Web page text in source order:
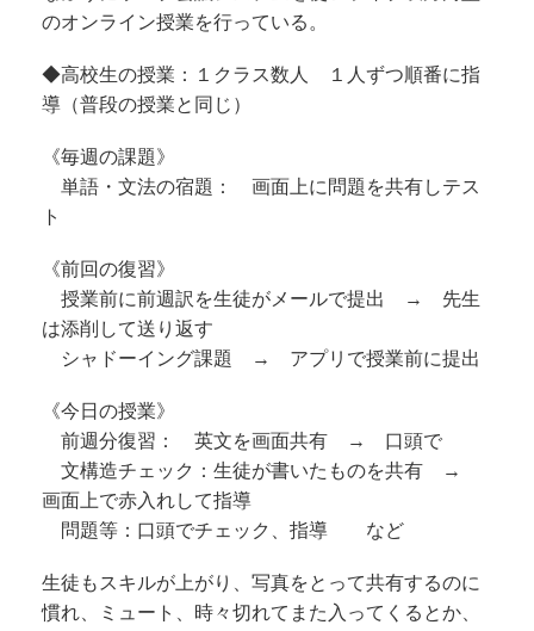
のオンライン授業を行っている。
◆高校生の授業：１クラス数人 １人ずつ順番に指
導（普段の授業と同じ）
《毎週の課題》
単語・文法の宿題： 画面上に問題を共有しテス
ト
《前回の復習》
授業前に前週訳を生徒がメールで提出 → 先生
は添削して送り返す
シャドーイング課題 → アプリで授業前に提出
《今日の授業》
前週分復習： 英文を画面共有 → 口頭で
文構造チェック：生徒が書いたものを共有 →
画面上で赤入れして指導
問題等：口頭でチェック、指導 など
生徒もスキルが上がり、写真をとって共有するのに
慣れ、ミュート、時々切れてまた入ってくるとか、